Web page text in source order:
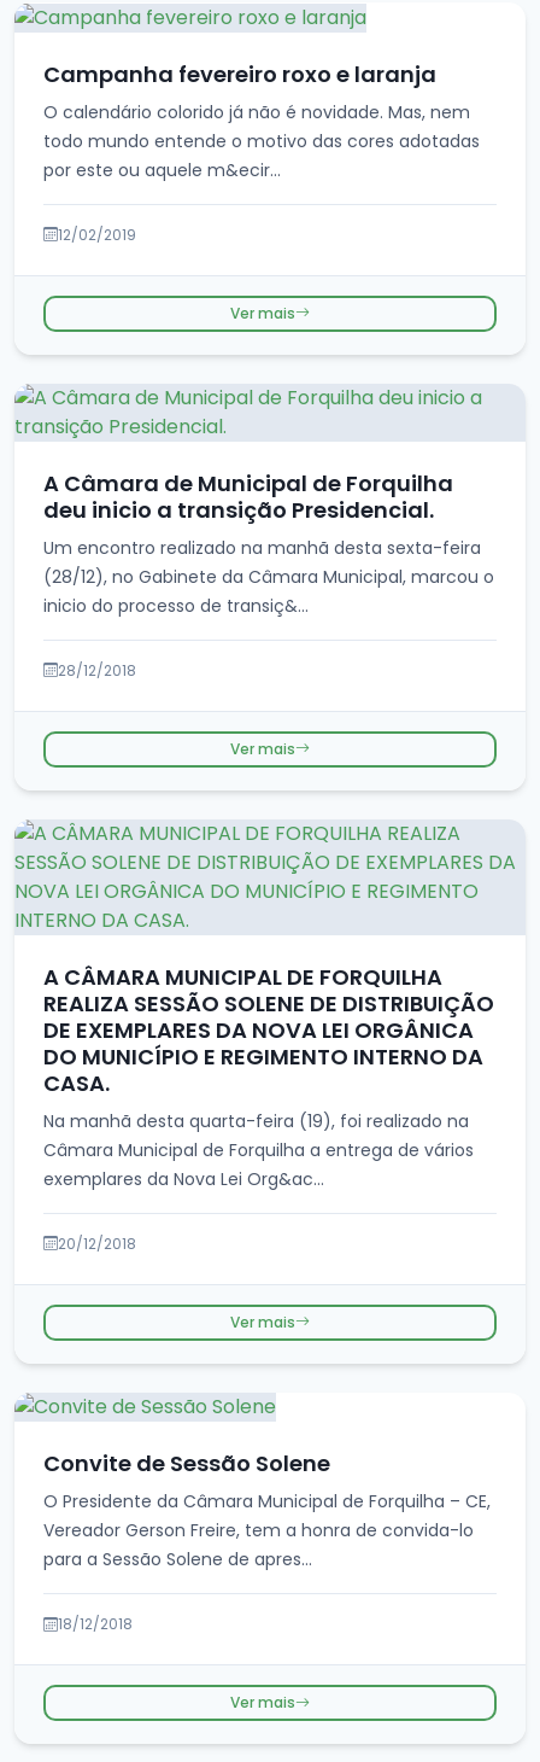
Campanha fevereiro roxo e laranja
O calendário colorido já não é novidade. Mas, nem
todo mundo entende o motivo das cores adotadas
por este ou aquele m&ecir...
12/02/2019
Ver mais
A Câmara de Municipal de Forquilha
deu inicio a transição Presidencial.
Um encontro realizado na manhã desta sexta-feira
(28/12), no Gabinete da Câmara Municipal, marcou o
inicio do processo de transiç&...
28/12/2018
Ver mais
A CÂMARA MUNICIPAL DE FORQUILHA
REALIZA SESSÃO SOLENE DE DISTRIBUIÇÃO
DE EXEMPLARES DA NOVA LEI ORGÂNICA
DO MUNICÍPIO E REGIMENTO INTERNO DA
CASA.
Na manhã desta quarta-feira (19), foi realizado na
Câmara Municipal de Forquilha a entrega de vários
exemplares da Nova Lei Org&ac...
20/12/2018
Ver mais
Convite de Sessão Solene
O Presidente da Câmara Municipal de Forquilha – CE,
Vereador Gerson Freire, tem a honra de convida-lo
para a Sessão Solene de apres...
18/12/2018
Ver mais